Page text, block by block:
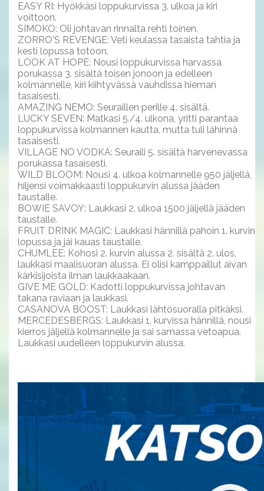
EASY RI: Hyökkäsi loppukurvissa 3. ulkoa ja kiri
voittoon.
SIMOKO: Oli johtavan rinnalta rehti toinen.
ZORRO'S REVENGE: Veti keulassa tasaista tahtia ja
kesti lopussa totoon.
LOOK AT HOPE: Nousi loppukurvissa harvassa
porukassa 3. sisältä toisen jonoon ja edelleen
kolmannelle, kiri kiihtyvässä vauhdissa hieman
tasaisesti.
AMAZING NEMO: Seuraillen perille 4. sisältä.
LUCKY SEVEN: Matkasi 5./4. ulkona, yritti parantaa
loppukurvissa kolmannen kautta, mutta tuli lähinnä
tasaisesti.
VILLAGE NO VODKA: Seuraili 5. sisältä harvenevassa
porukassa tasaisesti.
WILD BLOOM: Nousi 4. ulkoa kolmannelle 950 jäljellä,
hiljensi voimakkaasti loppukurvin alussa jääden
taustalle.
BOWIE SAVOY: Laukkasi 2. ulkoa 1500 jäljellä jääden
taustalle.
FRUIT DRINK MAGIC: Laukkasi hännillä pahoin 1. kurvin
lopussa ja jäi kauas taustalle.
CHUMLEE: Kohosi 2. kurvin alussa 2. sisältä 2. ulos,
laukkasi maalisuoran alussa. Ei olisi kamppaillut aivan
kärkisijoista ilman laukkaakaan.
GIVE ME GOLD: Kadotti loppukurvissa johtavan
takana raviaan ja laukkasi.
CASANOVA BOOST: Laukkasi lähtösuoralla pitkäksi.
MERCEDESBERGS: Laukkasi 1. kurvissa hännillä, nousi
kierros jäljellä kolmannelle ja sai samassa vetoapua.
Laukkasi uudelleen loppukurvin alussa.